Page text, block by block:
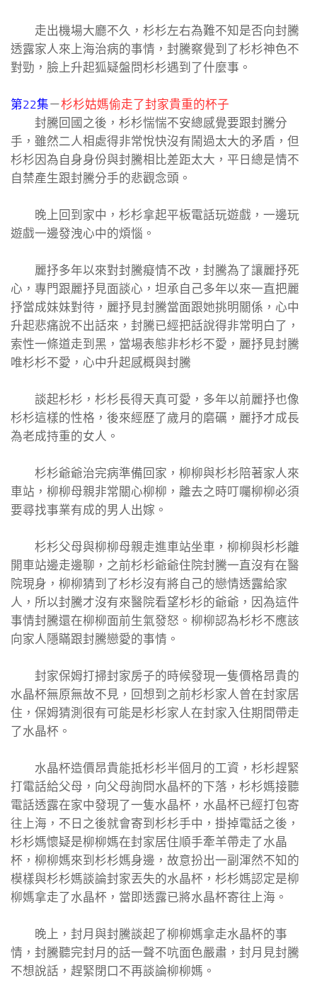
走出機場大廳不久，杉杉左右為難不知是否向封騰
透露家人來上海治病的事情，封騰察覺到了杉杉神色不
對勁，臉上升起狐疑盤問杉杉遇到了什麼事。
第22集－杉杉姑媽偷走了封家貴重的杯子
封騰回國之後，杉杉惴惴不安總感覺要跟封騰分
手，雖然二人相處得非常悅快沒有鬧過太大的矛盾，但
杉杉因為自身身份與封騰相比差距太大，平日總是情不
自禁產生跟封騰分手的悲觀念頭。
晚上回到家中，杉杉拿起平板電話玩遊戲，一邊玩
遊戲一邊發洩心中的煩惱。
麗抒多年以來對封騰癡情不改，封騰為了讓麗抒死
心，專門跟麗抒見面談心，坦承自己多年以來一直把麗
抒當成妹妹對待，麗抒見封騰當面跟她挑明關係，心中
升起悲痛說不出話來，封騰已經把話說得非常明白了，
索性一條道走到黑，當場表態非杉杉不愛，麗抒見封騰
唯杉杉不愛，心中升起感概與封騰
談起杉杉，杉杉長得天真可愛，多年以前麗抒也像
杉杉這樣的性格，後來經歷了歲月的磨礪，麗抒才成長
為老成持重的女人。
杉杉爺爺治完病準備回家，柳柳與杉杉陪著家人來
車站，柳柳母親非常關心柳柳，離去之時叮囑柳柳必須
要尋找事業有成的男人出嫁。
杉杉父母與柳柳母親走進車站坐車，柳柳與杉杉離
開車站邊走邊聊，之前杉杉爺爺住院封騰一直沒有在醫
院現身，柳柳猜到了杉杉沒有將自己的戀情透露給家
人，所以封騰才沒有來醫院看望杉杉的爺爺，因為這件
事情封騰還在柳柳面前生氣發怒。柳柳認為杉杉不應該
向家人隱瞞跟封騰戀愛的事情。
封家保姆打掃封家房子的時候發現一隻價格昂貴的
水晶杯無原無故不見，回想到之前杉杉家人曾在封家居
住，保姆猜測很有可能是杉杉家人在封家入住期間帶走
了水晶杯。
水晶杯造價昂貴能抵杉杉半個月的工資，杉杉趕緊
打電話給父母，向父母詢問水晶杯的下落，杉杉媽接聽
電話透露在家中發現了一隻水晶杯，水晶杯已經打包寄
往上海，不日之後就會寄到杉杉手中，掛掉電話之後，
杉杉媽懷疑是柳柳媽在封家居住順手牽羊帶走了水晶
杯，柳柳媽來到杉杉媽身邊，故意扮出一副渾然不知的
模樣與杉杉媽談論封家丟失的水晶杯，杉杉媽認定是柳
柳媽拿走了水晶杯，當即透露已將水晶杯寄往上海。
晚上，封月與封騰談起了柳柳媽拿走水晶杯的事
情，封騰聽完封月的話一聲不吭面色嚴肅，封月見封騰
不想說話，趕緊閉口不再談論柳柳媽。